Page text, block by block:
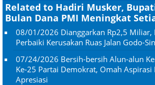
Related to Hadiri Musker,
Bulan Dana PMI Meningkat
08/01/2026 Dianggarkan Rp2,5 Miliar,
Perbaiki Kerusakan Ruas Jalan Godo-
07/24/2026 Bersih-bersih Alun-alun
Ke-25 Partai Demokrat, Omah Aspirasi
Apresiasi